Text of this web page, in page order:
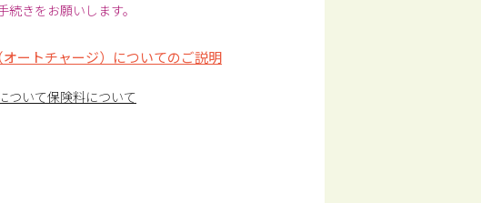
きをお願いします。
ートチャージ）についてのご説明
ついて保険料について